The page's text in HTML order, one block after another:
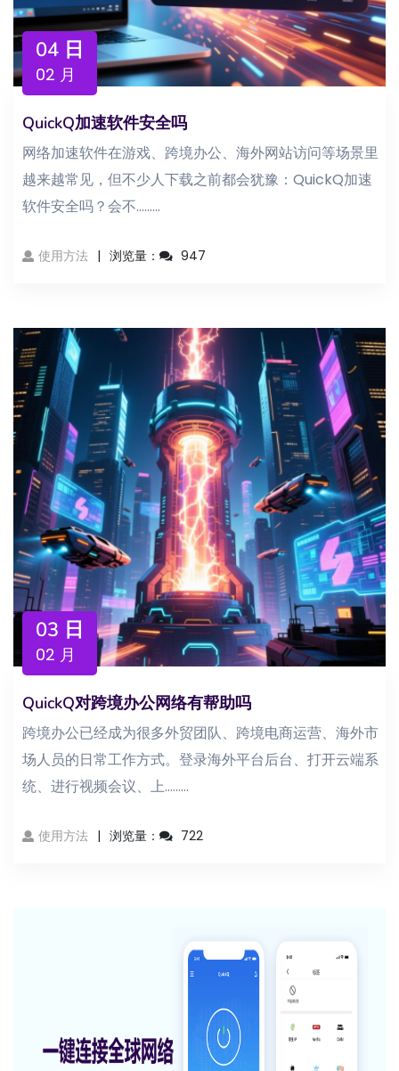
04 日
02 月
QuickQ加速软件安全吗
网络加速软件在游戏、跨境办公、海外网站访问等场景里
越来越常见，但不少人下载之前都会犹豫：QuickQ加速
软件安全吗？会不...……
使用方法 浏览量： 947
03 日
02 月
QuickQ对跨境办公网络有帮助吗
跨境办公已经成为很多外贸团队、跨境电商运营、海外市
场人员的日常工作方式。登录海外平台后台、打开云端系
统、进行视频会议、上...……
使用方法 浏览量： 722